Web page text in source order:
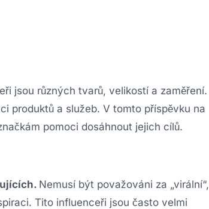
jsou různých tvarů, velikostí a zaměření.
produktů a služeb. V tomto příspěvku na
pomoci dosáhnout jejich cílů.
Nemusí být považováni za „virální“,
Tito influenceři jsou často velmi